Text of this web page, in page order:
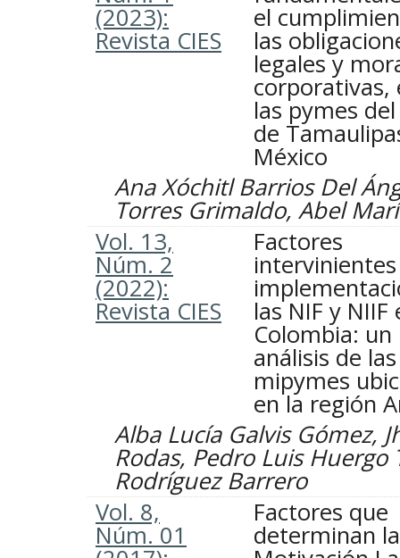
(2023):
Revista CIES
el
las
legales y
corporativas,
las pymes
de
México
Ana Xóchitl Barrios Del
Torres Grimaldo, Abel
Vol. 13,
Núm. 2
(2022):
Revista CIES
Factores
las NIF y NIIF
Colombia: un
análisis de las
mipymes
en la región
Alba Lucía Galvis Gómez,
Rodas, Pedro Luis
Rodríguez Barrero
Vol. 8,
Núm. 01
Factores que
determinan la